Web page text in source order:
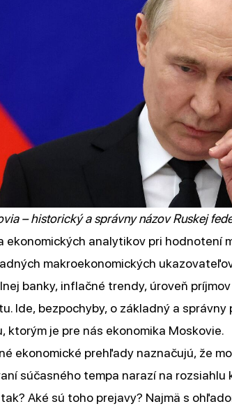
– historický a správny názov Ruskej
ekonomických analytikov pri hodnotení
makroekonomických
banky, inflačné trendy, úroveň
Ide, bezpochyby, o základný a
ktorým je pre nás ekonomika Moskovie.
ekonomické prehľady naznačujú, že
súčasného tempa narazí na rozsiahlu
Aké sú toho prejavy? Najmä s